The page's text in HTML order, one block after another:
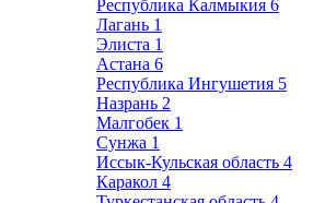
Республика Калмыкия 6
Лагань 1
Элиста 1
Астана 6
Республика Ингушетия 5
Назрань 2
Малгобек 1
Сунжа 1
Иссык-Кульская область 4
Каракол 4